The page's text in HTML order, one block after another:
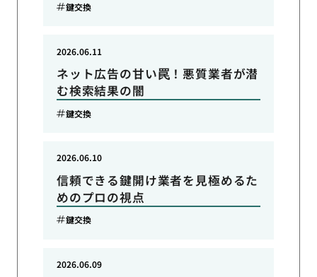
鍵交換
ネット広告の甘い罠！悪質業者が潜
む検索結果の闇
2026.06.11
鍵交換
信頼できる鍵開け業者を見極めるた
めのプロの視点
2026.06.10
鍵交換
2026.06.09